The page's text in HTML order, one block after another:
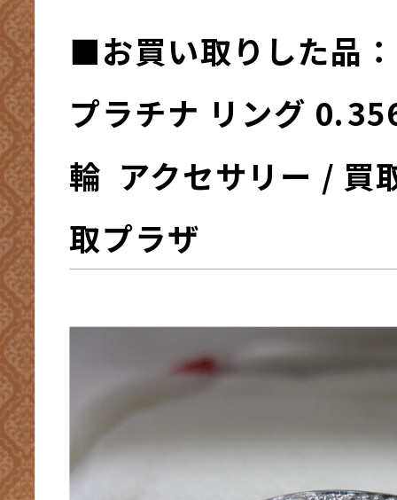
■お買い取りした品
プラチナ リング
輪 アクセサリー / 買
取プラザ